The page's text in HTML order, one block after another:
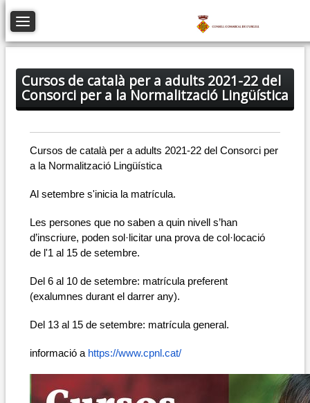
Toggle navigation
Cursos de català per a adults 2021-22 del
Consorci per a la Normalització Lingüística
Cursos de català per a adults 2021-22 del Consorci per
a la Normalització Lingüística
Al setembre s'inicia la matrícula.
Les persones que no saben a quin nivell s’han
d’inscriure, poden sol·licitar una prova de col·locació
de l'1 al 15 de setembre.
Del 6 al 10 de setembre: matrícula preferent
(exalumnes durant el darrer any).
Del 13 al 15 de setembre: matrícula general.
informació a https://www.cpnl.cat/